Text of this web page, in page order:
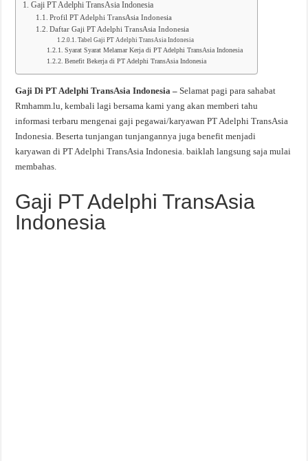
Gaji PT Adelphi TransAsia Indonesia
Profil PT Adelphi TransAsia Indonesia
Daftar Gaji PT Adelphi TransAsia Indonesia
Tabel Gaji PT Adelphi TransAsia Indonesia
Syarat Syarat Melamar Kerja di PT Adelphi TransAsia Indonesia
Benefit Bekerja di PT Adelphi TransAsia Indonesia
Gaji Di PT Adelphi TransAsia Indonesia –Selamat pagi para sahabat
Rmhamm.lu, kembali lagi bersama kami yang akan memberi tahu
informasi terbaru mengenai gaji pegawai/karyawan PT Adelphi TransAsia
Indonesia. Beserta tunjangan tunjangannya juga benefit menjadi
karyawan di PT Adelphi TransAsia Indonesia. baiklah langsung saja mulai
membahas.
Gaji PT Adelphi TransAsia
Indonesia